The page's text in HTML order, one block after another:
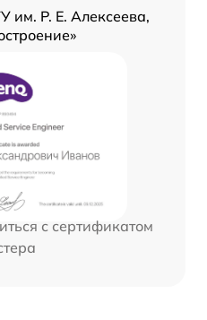
им. Р. Е. Алексеева,
с сертификатом